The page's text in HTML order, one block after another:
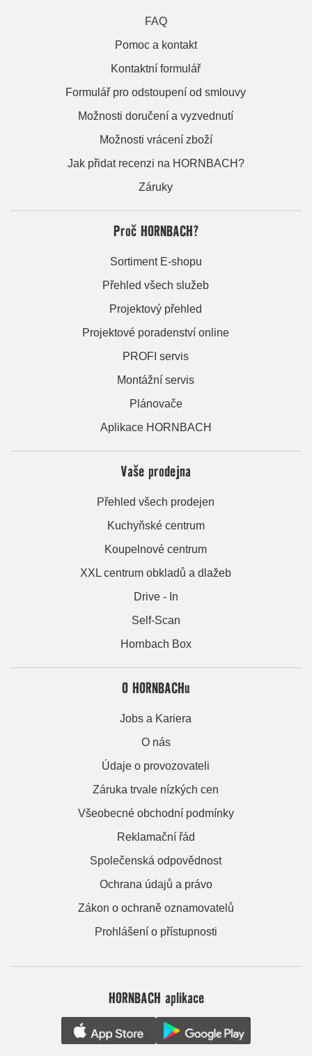
FAQ
Pomoc a kontakt
Kontaktní formulář
Formulář pro odstoupení od smlouvy
Možnosti doručení a vyzvednutí
Možnosti vrácení zboží
Jak přidat recenzi na HORNBACH?
Záruky
Proč HORNBACH?
Sortiment E-shopu
Přehled všech služeb
Projektový přehled
Projektové poradenství online
PROFI servis
Montážní servis
Plánovače
Aplikace HORNBACH
Vaše prodejna
Přehled všech prodejen
Kuchyňské centrum
Koupelnové centrum
XXL centrum obkladů a dlažeb
Drive - In
Self-Scan
Hornbach Box
O HORNBACHu
Jobs a Kariera
O nás
Údaje o provozovateli
Záruka trvale nízkých cen
Všeobecné obchodní podmínky
Reklamační řád
Společenská odpovědnost
Ochrana údajů a právo
Zákon o ochraně oznamovatelů
Prohlášení o přístupnosti
HORNBACH aplikace